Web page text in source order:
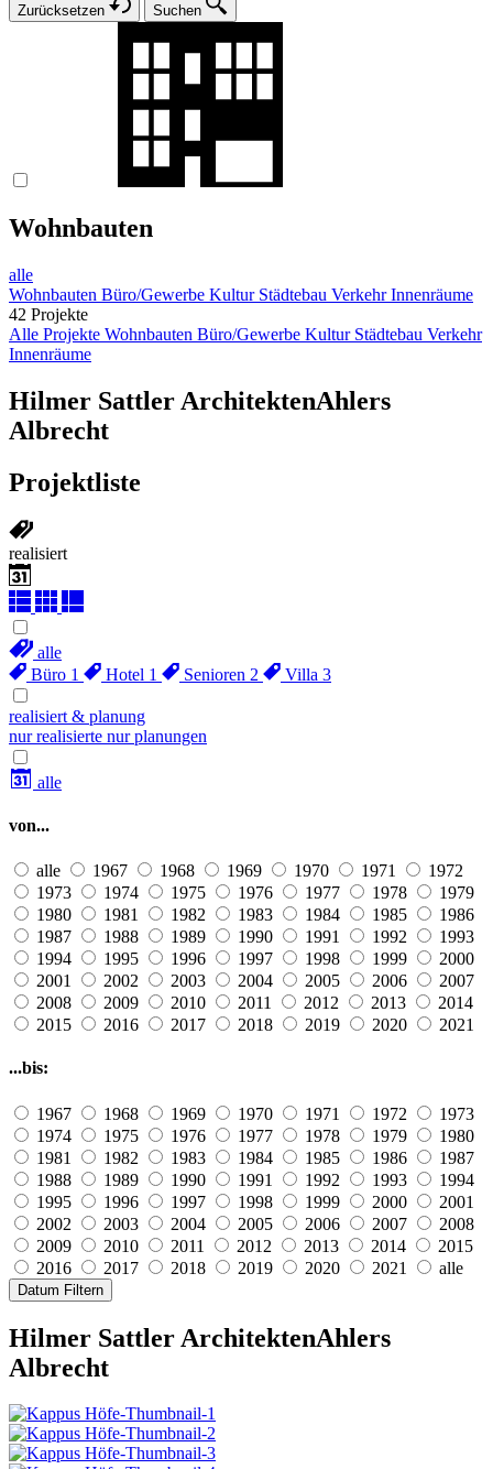
Zurücksetzen Suchen
Wohnbauten
alle
Wohnbauten Büro/Gewerbe Kultur Städtebau VerkehrInnenräume
42 Projekte
Alle Projekte Wohnbauten Büro/Gewerbe Kultur Städtebau Verkehr
Innenräume
Hilmer Sattler ArchitektenAhlers
Albrecht
Projektliste
realisiert
alle
Büro 1 Hotel 1 Senioren 2 Villa 3
realisiert & planung
nur realisierte nur planungen
alle
von...
alle 1967 1968 1969 1970 1971
1972
1973
1974 1975 1976 1977 1978
1979
1980
1981 1982 1983 1984 1985
1986
1987
1988 1989 1990 1991 1992
1993
1994
1995 1996 1997 1998 1999
2000
2001
2002 2003 2004 2005 2006
2007
2008
2009 2010 2011 2012 2013
2014
2015
2016 2017 2018 2019 2020 2021
...bis:
1967 1968 1969 1970 1971 1972
1973
1974
1975 1976 1977 1978 1979
1980
1981
1982 1983 1984 1985 1986
1987
1988
1989 1990 1991 1992 1993
1994
1995
1996 1997 1998 1999 2000
2001
2002
2003 2004 2005 2006 2007
2008
2009
2010 2011 2012 2013 2014
2015
2016
2017 2018 2019 2020 2021 alle
Datum Filtern
Hilmer Sattler ArchitektenAhlers
Albrecht